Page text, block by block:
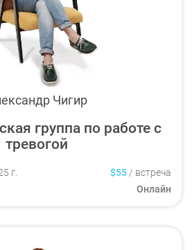
Чигир
группа по работе с
тревогой
г. $55 / встреча
Онлайн